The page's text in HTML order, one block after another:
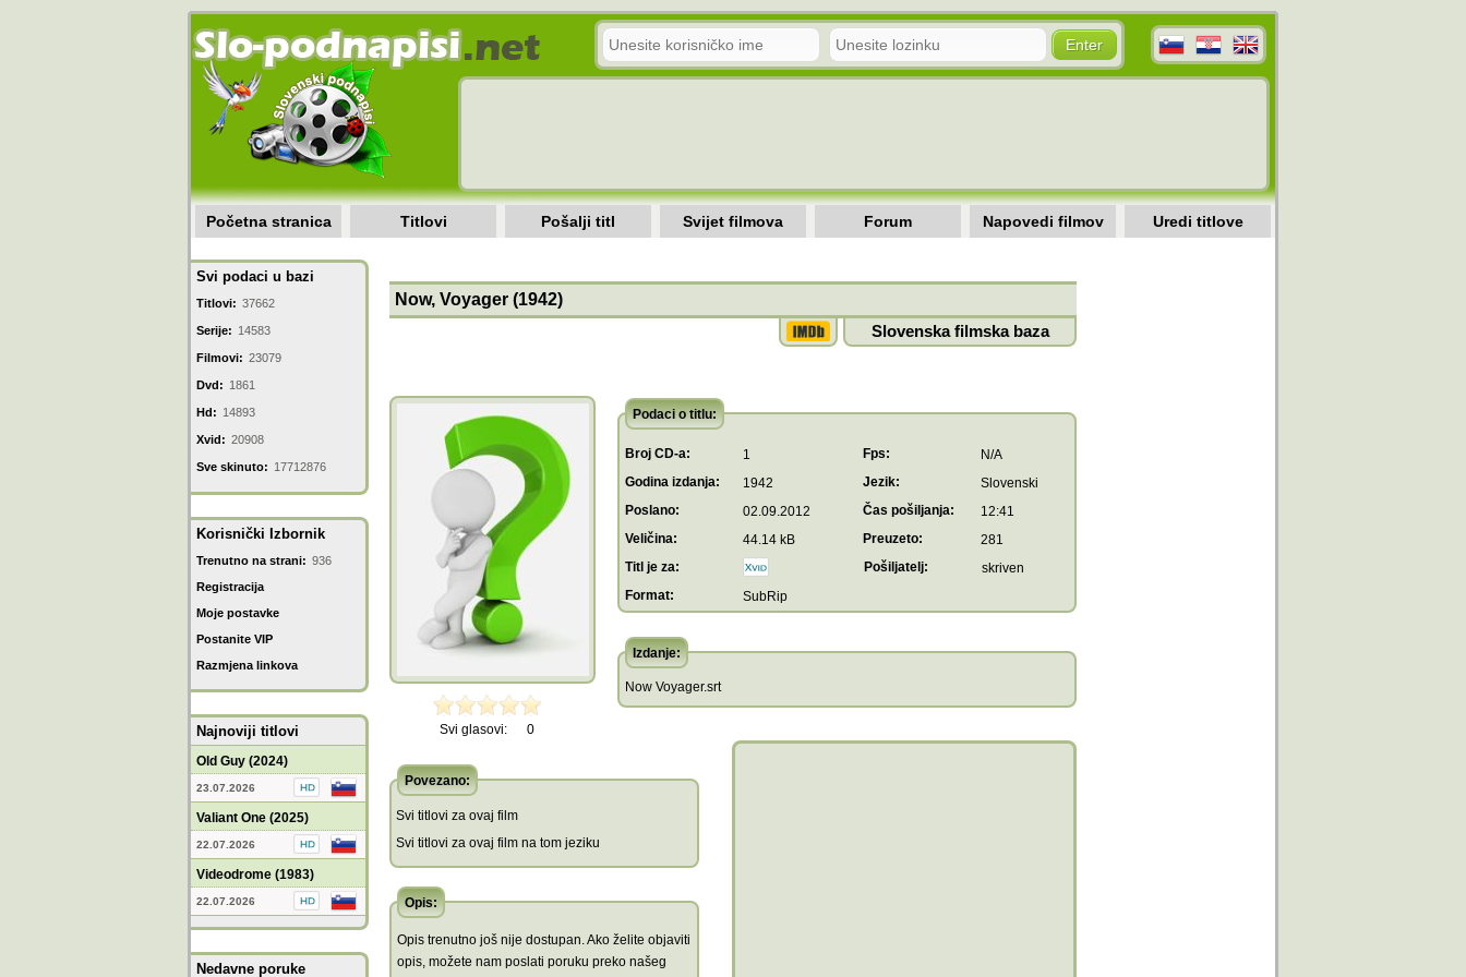
Početna stranica Titlovi Pošalji titl Svijet filmova Forum Napovedi filmov Uredi titlove
Svi podaci u bazi
Titlovi: 37662
Serije: 14583
Filmovi: 23079
Dvd: 1861
Hd: 14893
Xvid: 20908
Sve skinuto: 17712876
Korisnički Izbornik
Trenutno na strani: 936
Registracija
Moje postavke
Postanite VIP
Razmjena linkova
Najnoviji titlovi
Old Guy (2024)
23.07.2026
Valiant One (2025)
22.07.2026
Videodrome (1983)
22.07.2026
Nedavne poruke
Now, Voyager (1942)
Slovenska filmska baza
Svi glasovi: 0
Podaci o titlu:
Broj CD-a: 1 Fps:
N/A
Godina izdanja:
1942 Jezik:
Slovenski
Poslano:
02.09.2012 Čas pošiljanja:
12:41
Veličina:
44.14 kB Preuzeto:
281
Titl je za:
Pošiljatelj:
skriven
Format:
SubRip
Izdanje:
Now Voyager.srt
Povezano:
Svi titlovi za ovaj film
Svi titlovi za ovaj film na tom jeziku
Opis:
Opis trenutno još nije dostupan. Ako želite objaviti
opis, možete nam poslati poruku preko našeg